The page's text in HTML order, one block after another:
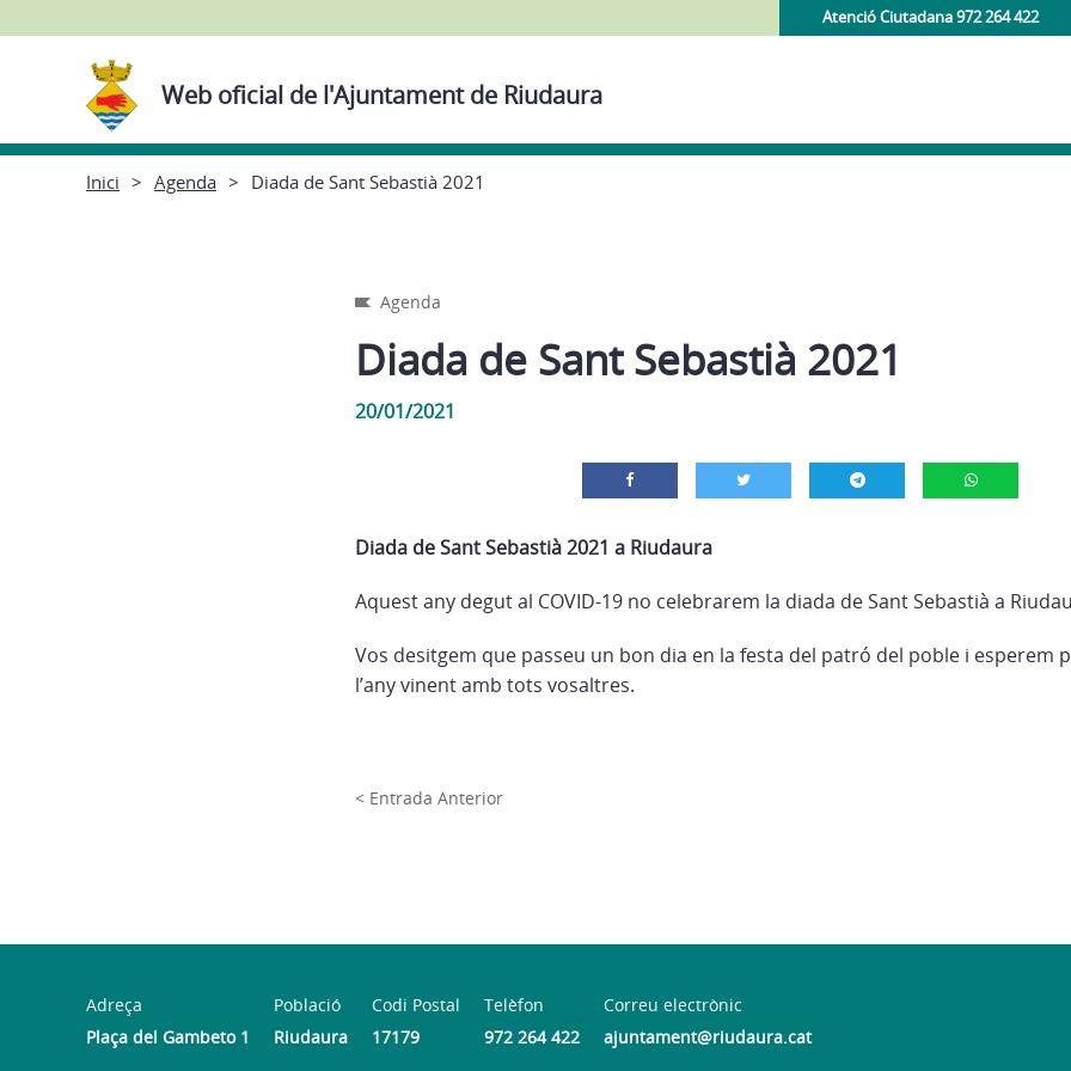
Atenció Ciutadana 972 264 422
Web oficial de l'Ajuntament de Riudaura
Inici Agenda Diada de Sant Sebastià 2021
Agenda
Diada de Sant Sebastià 2021
20/01/2021
Diada de Sant Sebastià 2021 a Riudaura
Aquest any degut al COVID-19 no celebrarem la diada de Sant Sebastià a
Vos desitgem que passeu un bon dia en la festa del patró del poble i esperem
l’any vinent amb tots vosaltres.
< Entrada Anterior
Adreça
Plaça del Gambeto 1
Població
Riudaura
Codi Postal
17179
Telèfon
972 264 422
Correu electrònic
ajuntament@riudaura.cat